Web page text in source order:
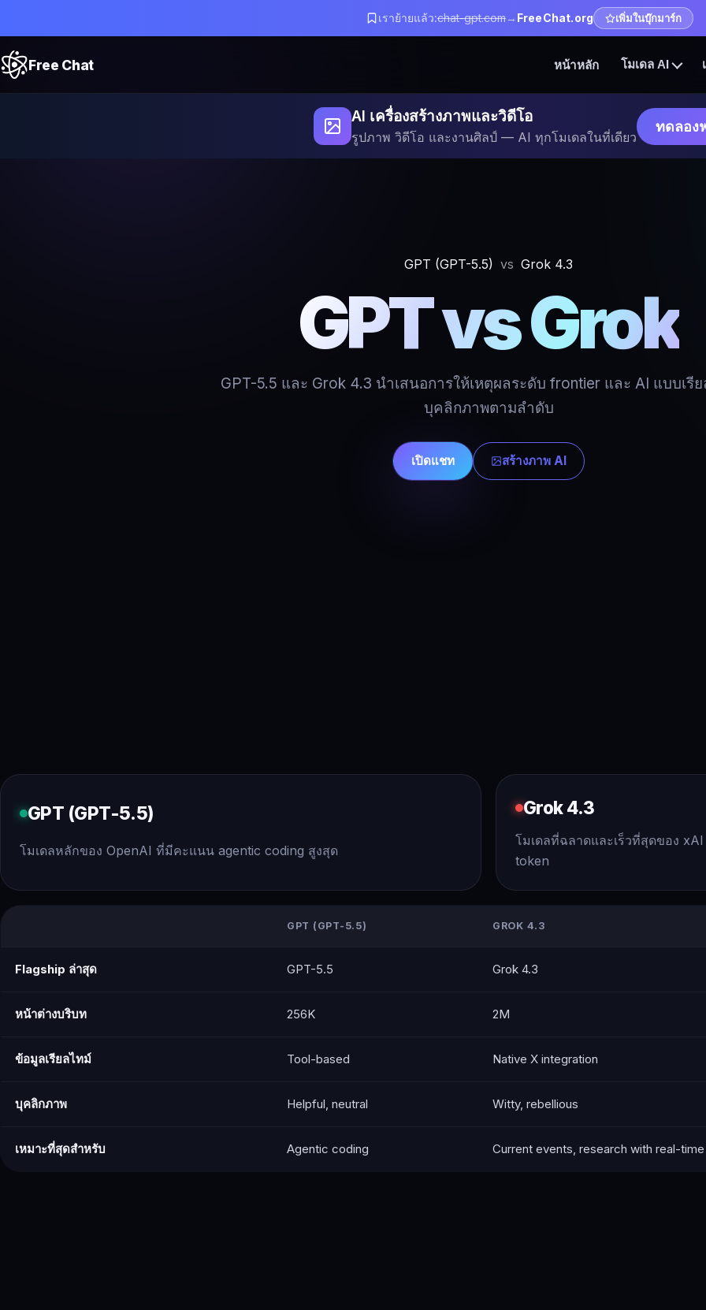
เราย้ายแล้ว:chat-gpt.com→ FreeChat.org เพิ่มในบุ๊กมาร์ก
Free Chat หน้าหลัก โมเดล AI
AI เครื่องสร้างภาพและวิดีโอ
รูปภาพ วิดีโอ และงานศิลป์ — AI ทุกโมเดลในที่เดียว
ทดลอง
GPT (GPT-5.5) vs Grok 4.3
GPT vs Grok
GPT-5.5 และ Grok 4.3 นำเสนอการให้เหตุผลระดับ frontier และ AI แบบเรี
บุคลิกภาพตามลำดับ
เปิดแชท สร้างภาพ AI
GPT (GPT-5.5)
โมเดลหลักของ OpenAI ที่มีคะแนน agentic coding สูงสุด
Grok 4.3
โมเดลที่ฉลาดและเร็วที่สุดของ
token
GPT (GPT-5.5) GROK 4.3
Flagship ล่าสุด GPT-5.5 Grok 4.3
หน้าต่างบริบท 256K 2M
ข้อมูลเรียลไทม์ Tool-based Native X integration
บุคลิกภาพ Helpful, neutral Witty, rebellious
เหมาะที่สุดสำหรับ Agentic coding Current events, research with real-